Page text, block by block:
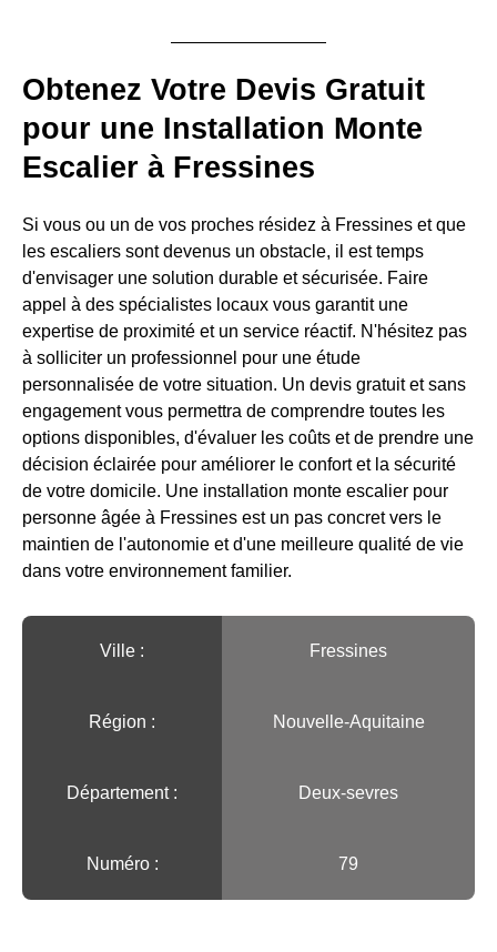
Obtenez Votre Devis Gratuit
pour une Installation Monte
Escalier à Fressines
Si vous ou un de vos proches résidez à Fressines et que
les escaliers sont devenus un obstacle, il est temps
d'envisager une solution durable et sécurisée. Faire
appel à des spécialistes locaux vous garantit une
expertise de proximité et un service réactif. N'hésitez pas
à solliciter un professionnel pour une étude
personnalisée de votre situation. Un devis gratuit et sans
engagement vous permettra de comprendre toutes les
options disponibles, d'évaluer les coûts et de prendre une
décision éclairée pour améliorer le confort et la sécurité
de votre domicile. Une installation monte escalier pour
personne âgée à Fressines est un pas concret vers le
maintien de l'autonomie et d'une meilleure qualité de vie
dans votre environnement familier.
Ville :️ Fressines
Région :️ Nouvelle-Aquitaine
Département : Deux-sevres
Numéro : 79